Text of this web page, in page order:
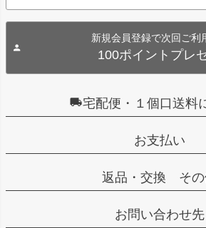
新規会員登録で次回ご利
100ポイントプレ
宅配便・１個口送料
お支払い
返品・交換 その
お問い合わせ先